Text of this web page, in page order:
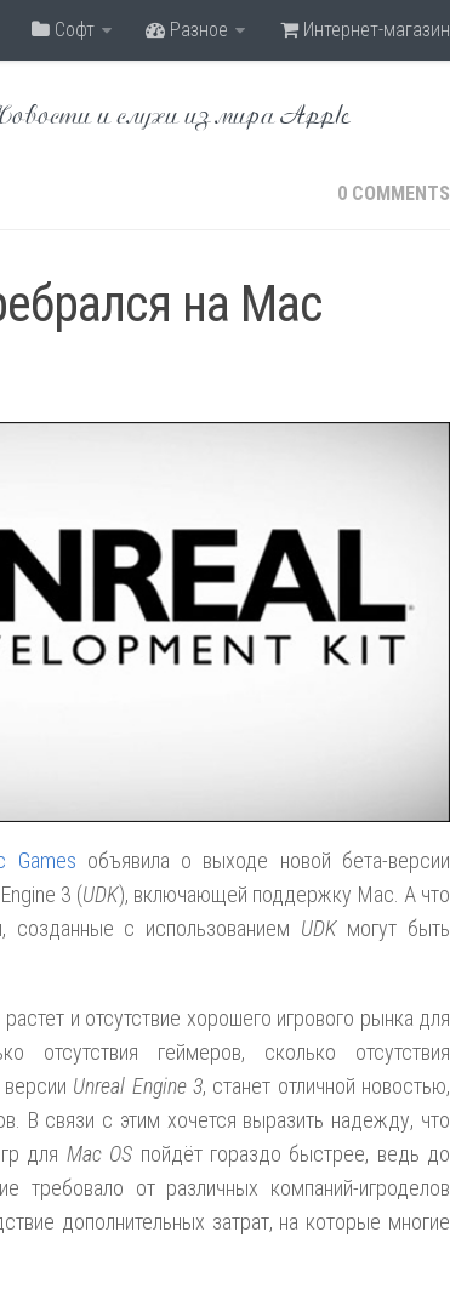
Софт Разное Интернет-магазин
и слухи из мира Apple
0 COMMENTS
на Mac
Games объявила о выходе новой бета-версии
3 (UDK), включающей поддержку Mac. A что
созданные с использованием UDKмогут быть
и отсутствие хорошего игрового рынка для
отсутствия геймеров, сколько отсутствия
Unreal Engine 3, станет отличной новостью,
В связи с этим хочется выразить надежду, что
для Mac OS пойдёт гораздо быстрее, ведь до
требовало от различных компаний-игроделов
дополнительных затрат, на которые многие